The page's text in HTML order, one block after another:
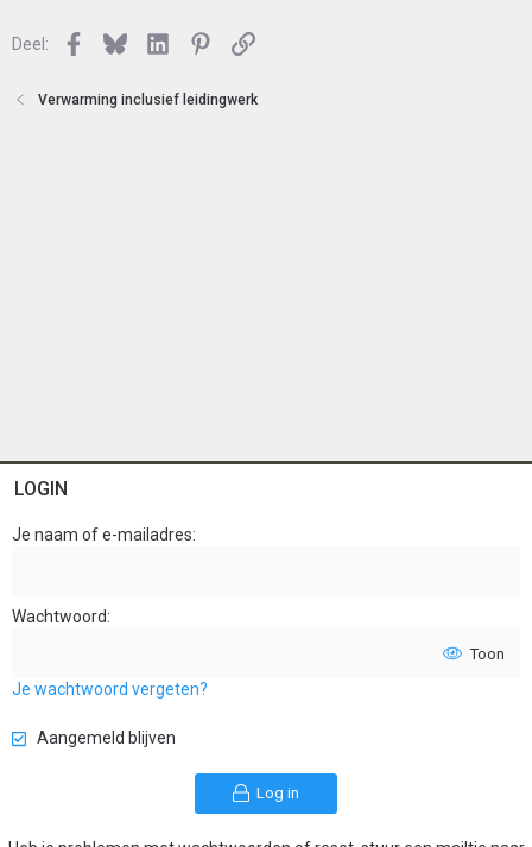
Deel: Facebook
BlueskyLinkedInPinterest
Link
Verwarming inclusief leidingwerk
LOGIN
Je naam of e-mailadres
Wachtwoord
Toon
Je wachtwoord vergeten?
Aangemeld blijven
Log in